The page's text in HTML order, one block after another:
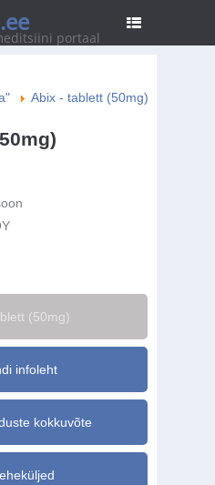
.ee
portaal
Abix - tablett (50mg)
(50mg)
infoleht
kokkuvõte